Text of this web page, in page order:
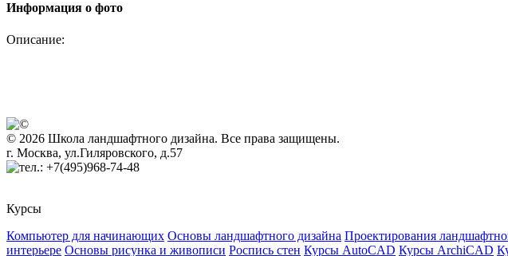
Информация о фото
Описание:
© 2026 Школа ландшафтного дизайна. Все права защищены.
г. Москва, ул.Гиляровского, д.57
+7(495)968-74-48
Курсы
Компьютер для начинающих Основы ландшафтного дизайна Проектирования
интерьере Основы рисунка и живописи Роспись стен Курсы AutoCAD Курсы ArchiCAD